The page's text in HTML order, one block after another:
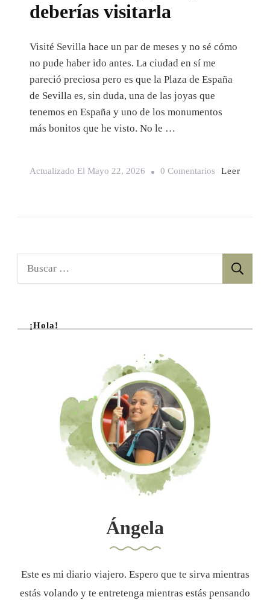
deberías visitarla
Visité Sevilla hace un par de meses y no sé cómo
no pude haber ido antes. La ciudad en sí me
pareció preciosa pero es que la Plaza de España
de Sevilla es, sin duda, una de las joyas que
tenemos en España y uno de los monumentos
más bonitos que he visto. No le …
Actualizado El Mayo 22, 2026 0 Comentarios En
Sevilla:
Historia,
Leer
Buscar:
¡Hola!
Ángela
Este es mi diario viajero. Espero que te sirva mientras
estás volando y te entretenga mientras estás pensando